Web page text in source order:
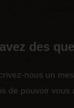
des
nous un
de pouvoir vous